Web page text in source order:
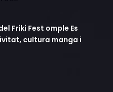
Friki Fest omple Es
cultura manga i